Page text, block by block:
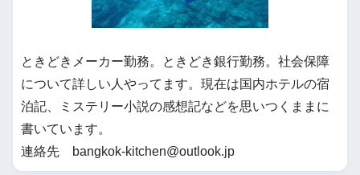
ときどきメーカー勤務。ときどき銀行勤務。社会保障
について詳しい人やってます。現在は国内ホテルの宿
泊記、ミステリー小説の感想記などを思いつくままに
書いています。
連絡先 bangkok-kitchen@outlook.jp